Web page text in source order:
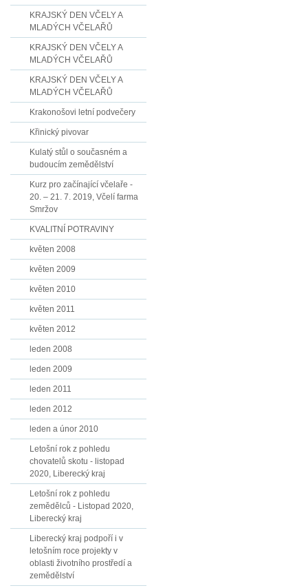
KRAJSKÝ DEN VČELY A
MLADÝCH VČELAŘŮ
KRAJSKÝ DEN VČELY A
MLADÝCH VČELAŘŮ
KRAJSKÝ DEN VČELY A
MLADÝCH VČELAŘŮ
Krakonošovi letní podvečery
Křinický pivovar
Kulatý stůl o současném a
budoucím zemědělství
Kurz pro začínající včelaře -
20. – 21. 7. 2019, Včelí farma
Smržov
KVALITNÍ POTRAVINY
květen 2008
květen 2009
květen 2010
květen 2011
květen 2012
leden 2008
leden 2009
leden 2011
leden 2012
leden a únor 2010
Letošní rok z pohledu
chovatelů skotu - listopad
2020, Liberecký kraj
Letošní rok z pohledu
zemědělců - Listopad 2020,
Liberecký kraj
Liberecký kraj podpoří i v
letošním roce projekty v
oblasti životního prostředí a
zemědělství